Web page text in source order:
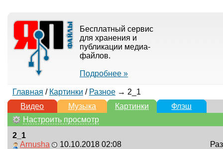
Бесплатный сервис
для хранения и
публикации медиа-
файлов.
Подробнее »
Главная / Картинки / Разное→ 2_1
Видео
Музыка Картинки
Флэш
Настроить просмотр
2_1
Arnusha
10.10.2018 02:08